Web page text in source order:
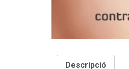
Descripció